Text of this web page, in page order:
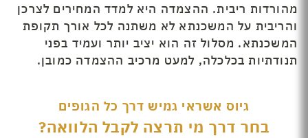
מהורדות ריבית. ההצמדה היא למדד המחירים לצרכן
והריבית על המשכנתא לא משתנה לכל אורך תקופת
המשכנתא. מסלול זה הוא יציב יותר ועמיד בפני
תנודתיות בכלכלה, למעט מרכיב ההצמדה כמובן.
גיוס אשראי גמיש דרך כל הגופים
בחר דרך מי תרצה לקבל הלוואה?